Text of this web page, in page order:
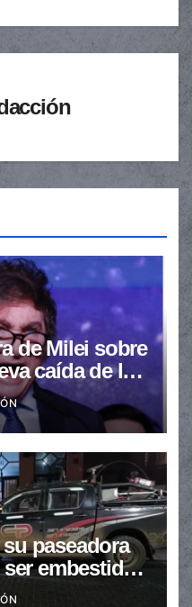
de Milei sobre
caída de las
paseadora
embestidas